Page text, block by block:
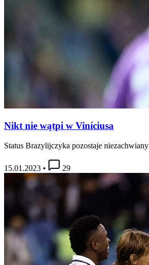
Nikt nie wątpi w Viníciusa
Status Brazylijczyka pozostaje niezachwiany
15.01.2023 • 29